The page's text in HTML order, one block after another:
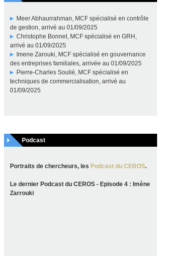
Meer Abhaurrahman, MCF spécialisé en contrôle
de gestion, arrivé au 01/09/2025
Christophe Bonnet, MCF spécialisé en GRH,
arrivé au 01/09/2025
Imene Zarouki, MCF spécialisé en gouvernance
des entreprises familiales, arrivée au 01/09/2025
Pierre-Charles Soulié, MCF spécialisé en
techniques de commercialisation, arrivé au
01/09/2025
Podcast
Portraits de chercheurs, les Podcast du CEROS.
Le dernier Podcast du CEROS - Episode 4 : Imène
Zarrouki